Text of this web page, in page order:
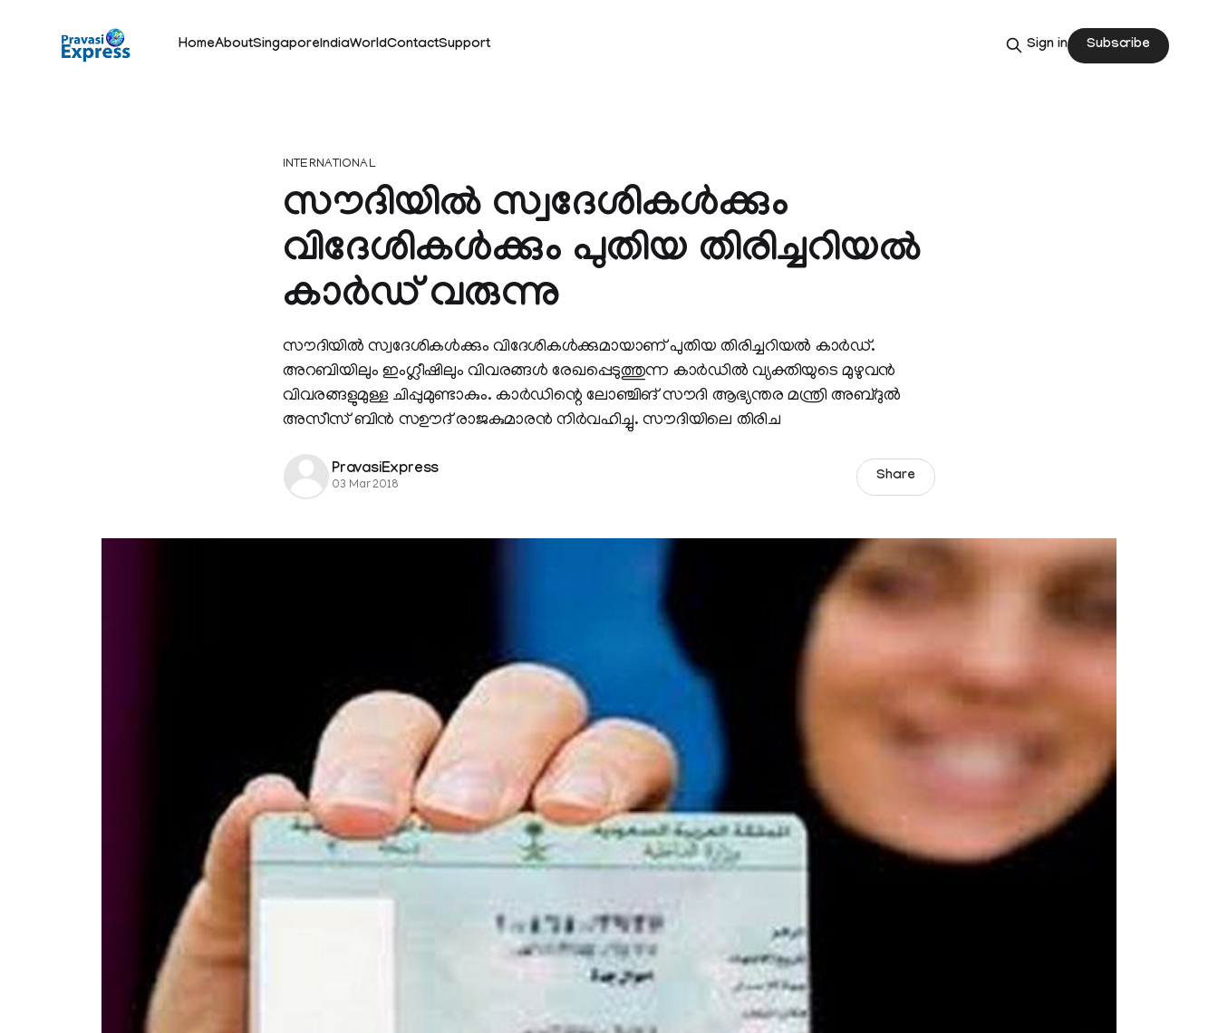
HomeAboutSingaporeIndiaWorldContactSupport Sign in Subscribe
INTERNATIONAL
സൗദിയില്‍ സ്വദേശികള്‍ക്കും
വിദേശികള്‍ക്കും പുതിയ തിരിച്ചറിയല്‍
കാര്‍ഡ്‌ വരുന്നു
സൗദിയില്‍ സ്വദേശികള്‍ക്കും വിദേശികള്‍ക്കുമായാണ് പുതിയ തിരിച്ചറിയല്‍ കാര്‍ഡ്.
അറബിയിലും ഇംഗ്ലീഷിലും വിവരങ്ങള്‍ രേഖപ്പെടുത്തുന്ന കാര്‍ഡില്‍ വ്യക്തിയുടെ മുഴുവന്‍
വിവരങ്ങളുമുള്ള ചിപ്പുമുണ്ടാകും. കാര്‍ഡിന്റെ ലോഞ്ചിങ് സൗദി ആഭ്യന്തര മന്ത്രി അബ്ദുല്‍
അസീസ് ബിന്‍ സഊദ് രാജകുമാരന്‍ നിര്‍വഹിച്ചു. സൗദിയിലെ തിരിച
PravasiExpress
03 Mar 2018
Share